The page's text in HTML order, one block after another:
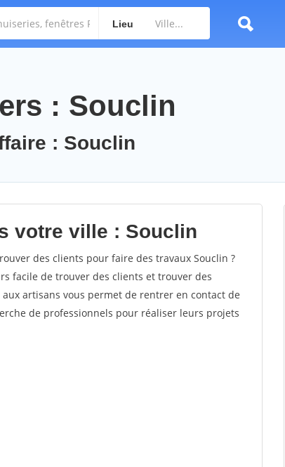
Lieu
: Souclin
: Souclin
votre ville : Souclin
des clients pour faire des travaux Souclin ?
facile de trouver des clients et trouver des
artisans vous permet de rentrer en contact de
de professionnels pour réaliser leurs projets